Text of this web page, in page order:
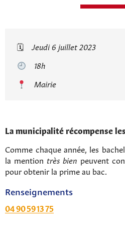
🗓
Jeudi 6 juillet 2023
18h
Mairie
La municipalité récompense
Comme chaque année, les
la mention très bien peuvent
pour obtenir la prime au bac.
Renseignements
04 90 59 13 75